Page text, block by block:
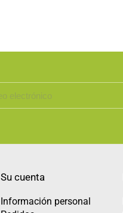
Su cuenta
Información personal